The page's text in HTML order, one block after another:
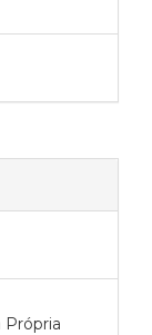
Própria